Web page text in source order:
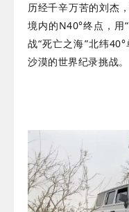
历经千辛万苦的刘杰
境内的N40°终点，用
战“死亡之海”北纬
沙漠的世界纪录挑战。